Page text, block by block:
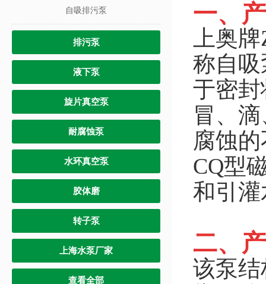
自吸排污泵
排污泵
液下泵
旋片真空泵
耐腐蚀泵
水环真空泵
胶体磨
转子泵
上海水泵厂家
查看全部
一、
上奥牌
称自
于密
冒、
腐蚀
CQ型
和引
二、
该泵